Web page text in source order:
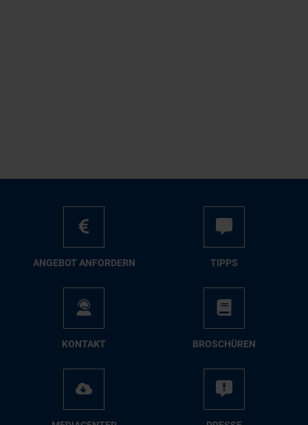
AN­GE­BOT AN­FOR­DERN TIPPS
KON­TAKT BRO­SCHÜ­REN